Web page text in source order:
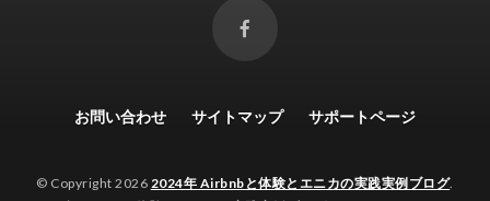
お問い合わせ サイトマップ サポートページ
© Copyright 2026 2024年 Airbnbと体験とエニカの実践実例ブログ.